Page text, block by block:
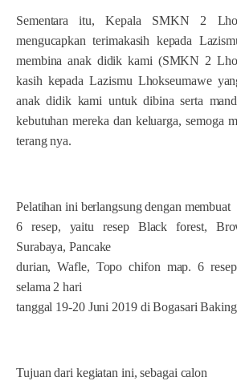
Sementara itu, Kepala SMKN 2
mengucapkan terimakasih kepada
membina anak didik kami (SMKN 2
kasih kepada Lazismu Lhokseumawe
anak didik kami untuk dibina serta
kebutuhan mereka dan keluarga, semoga
terang nya.
Pelatihan ini berlangsung dengan membuat
6 resep, yaitu resep Black forest,
Surabaya, Pancake
durian, Wafle, Topo chifon map. 6
selama 2 hari
tanggal 19-20 Juni 2019 di Bogasari
Tujuan dari kegiatan ini, sebagai calon